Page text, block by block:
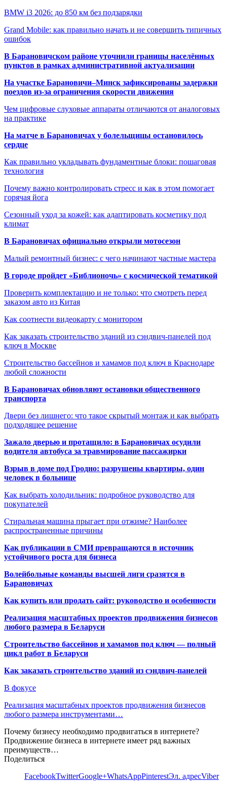
BMW i3 2026: до 850 км без подзарядки
Grand Mobile: как правильно начать и не совершить типичных
ошибок
В Барановичском районе уточнили границы населённых
пунктов в рамках административной актуализации
На участке Барановичи–Минск зафиксированы задержки
поездов из-за ограничения скорости движения
Чем цифровые слуховые аппараты отличаются от аналоговых
на практике
На матче в Барановичах у болельщицы остановилось
сердце
Как правильно укладывать фундаментные блоки: пошаговая
технология
Почему важно контролировать стресс и как в этом помогает
горячая йога
Сезонный уход за кожей: как адаптировать косметику под
климат
В Барановичах официально открыли мотосезон
Малый ремонтный бизнес: с чего начинают частные мастера
В городе пройдет «Библионочь» с космической тематикой
Проверить комплектацию и не только: что смотреть перед
заказом авто из Китая
Как соотнести видеокарту с монитором
Как заказать строительство зданий из сэндвич-панелей под
ключ в Москве
Строительство бассейнов и хамамов под ключ в Краснодаре
любой сложности
В Барановичах обновляют остановки общественного
транспорта
Двери без лишнего: что такое скрытый монтаж и как выбрать
подходящее решение
Зажало дверью и протащило: в Барановичах осудили
водителя автобуса за травмирование пассажирки
Взрыв в доме под Гродно: разрушены квартиры, один
человек в больнице
Как выбрать холодильник: подробное руководство для
покупателей
Стиральная машина прыгает при отжиме? Наиболее
распространенные причины
Как публикации в СМИ превращаются в источник
устойчивого роста для бизнеса
Волейбольные команды высшей лиги сразятся в
Барановичах
Как купить или продать сайт: руководство и особенности
Реализация масштабных проектов продвижения бизнесов
любого размера в Беларуси
Строительство бассейнов и хамамов под ключ — полный
цикл работ в Беларуси
Как заказать строительство зданий из сэндвич-панелей
В фокусе
Реализация масштабных проектов продвижения бизнесов
любого размера инструментами…
Почему бизнесу необходимо продвигаться в интернете?
Продвижение бизнеса в интернете имеет ряд важных
преимуществ…
Поделиться
FacebookTwitterGoogle+WhatsAppPinterestЭл. адресViber